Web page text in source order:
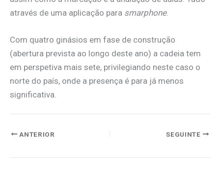
através de uma aplicação para smarphone.
Com quatro ginásios em fase de construção
(abertura prevista ao longo deste ano) a cadeia tem
em perspetiva mais sete, privilegiando neste caso o
norte do país, onde a presença é para já menos
significativa.
ANTERIOR SEGUINTE